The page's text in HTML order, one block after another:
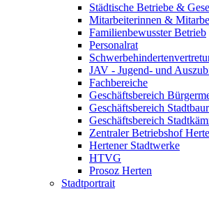
Städtische Betriebe &
Mitarbeiterinnen &
Familienbewusster Betrieb
Personalrat
JAV - Jugend- und
Fachbereiche
Geschäftsbereich
Geschäftsbereich
Geschäftsbereich
Zentraler Betriebshof
Hertener Stadtwerke
HTVG
Prosoz Herten
Stadtportrait